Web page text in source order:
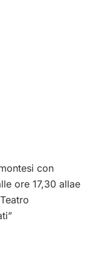
con
ore 17,30 allae